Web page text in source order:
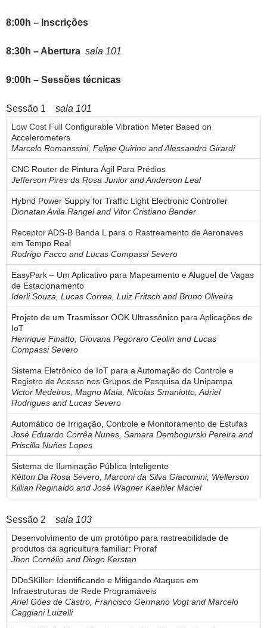
8:00h – Inscrições
8:30h – Abertura sala 101
9:00h – Sessões técnicas
Sessão 1 sala 101
Low Cost Full Configurable Vibration Meter Based on
Accelerometers
Marcelo Romanssini, Felipe Quirino and Alessandro Girardi
CNC Router de Pintura Ágil Para Prédios
Jefferson Pires da Rosa Junior and Anderson Leal
Hybrid Power Supply for Traffic Light Electronic Controller
Dionatan Avila Rangel and Vitor Cristiano Bender
Receptor ADS-B Banda L para o Rastreamento de Aeronaves
em Tempo Real
Rodrigo Facco and Lucas Compassi Severo
EasyPark – Um Aplicativo para Mapeamento e Aluguel de Vagas
de Estacionamento
Iderli Souza, Lucas Correa, Luiz Fritsch and Bruno Oliveira
Projeto de um Trasmissor OOK Ultrassônico para Aplicações de
IoT
Henrique Finatto, Giovana Pegoraro Ceolin and Lucas
Compassi Severo
Sistema Eletrônico de IoT para a Automação do Controle e
Registro de Acesso nos Grupos de Pesquisa da Unipampa
Victor Medeiros, Magno Maia, Nicolas Smaniotto, Adriel
Rodrigues and Lucas Severo
Automático de Irrigação, Controle e Monitoramento de Estufas
José Eduardo Corrêa Nunes, Samara Dembogurski Pereira and
Priscilla Nuñes Lopes
Sistema de Iluminação Pública Inteligente
Kélton Da Rosa Severo, Marconi da Silva Giacomini, Wellerson
Killian Reginaldo and José Wagner Kaehler Maciel
Sessão 2 sala 103
Desenvolvimento de um protótipo para rastreabilidade de
produtos da agricultura familiar: Proraf
Jhon Cornélio and Diogo Kersten
DDoSKiller: Identificando e Mitigando Ataques em
Infraestruturas de Rede Programáveis
Ariel Góes de Castro, Francisco Germano Vogt and Marcelo
Caggiani Luizelli